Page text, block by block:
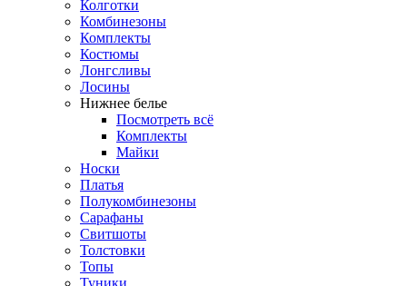
Колготки
Комбинезоны
Комплекты
Костюмы
Лонгсливы
Лосины
Нижнее белье
Посмотреть всё
Комплекты
Майки
Носки
Платья
Полукомбинезоны
Сарафаны
Свитшоты
Толстовки
Топы
Туники